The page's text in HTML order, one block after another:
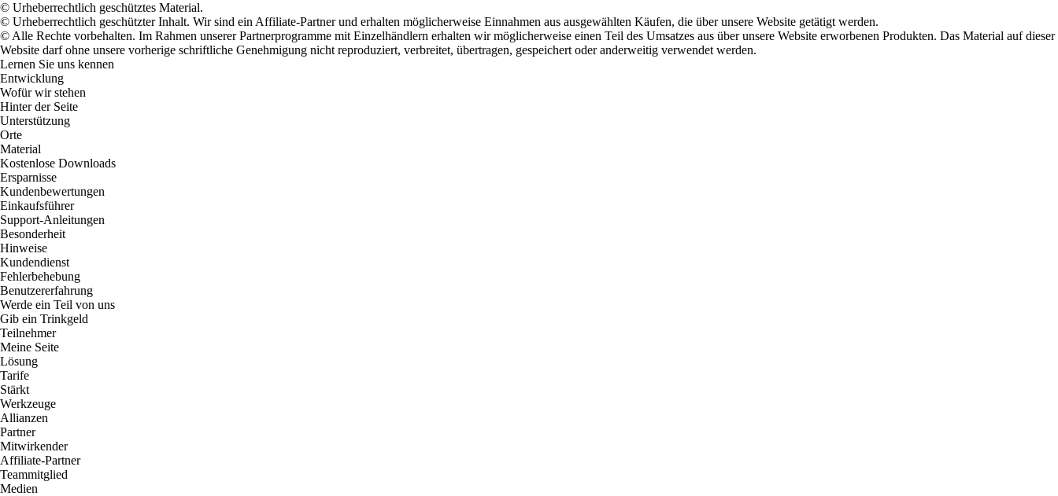
© Urheberrechtlich geschütztes Material.
© Urheberrechtlich geschützter Inhalt. Wir sind ein Affiliate-Partner und erhalten möglicherweise Einnahmen aus ausgewählten Käufen, die über unsere Website getätigt werden.
© Alle Rechte vorbehalten. Im Rahmen unserer Partnerprogramme mit Einzelhändlern erhalten wir möglicherweise einen Teil des Umsatzes aus über unsere Website erworbenen Produkten. Das Material auf dieser
Website darf ohne unsere vorherige schriftliche Genehmigung nicht reproduziert, verbreitet, übertragen, gespeichert oder anderweitig verwendet werden.
Lernen Sie uns kennen
Entwicklung
Wofür wir stehen
Hinter der Seite
Unterstützung
Orte
Material
Kostenlose Downloads
Ersparnisse
Kundenbewertungen
Einkaufsführer
Support-Anleitungen
Besonderheit
Hinweise
Kundendienst
Fehlerbehebung
Benutzererfahrung
Werde ein Teil von uns
Gib ein Trinkgeld
Teilnehmer
Meine Seite
Lösung
Tarife
Stärkt
Werkzeuge
Allianzen
Partner
Mitwirkender
Affiliate-Partner
Teammitglied
Medien